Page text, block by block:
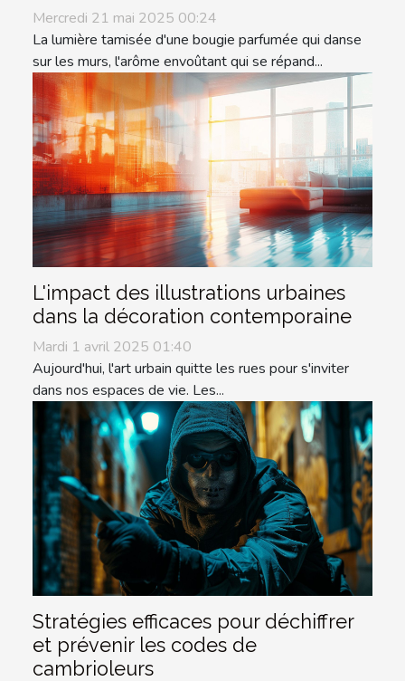
Mercredi 21 mai 2025 00:24
La lumière tamisée d'une bougie parfumée qui danse
sur les murs, l'arôme envoûtant qui se répand...
L'impact des illustrations urbaines
dans la décoration contemporaine
Mardi 1 avril 2025 01:40
Aujourd'hui, l'art urbain quitte les rues pour s'inviter
dans nos espaces de vie. Les...
Stratégies efficaces pour déchiffrer
et prévenir les codes de
cambrioleurs